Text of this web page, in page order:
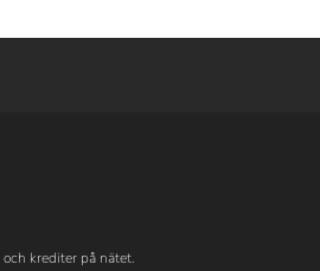
krediter på nätet.